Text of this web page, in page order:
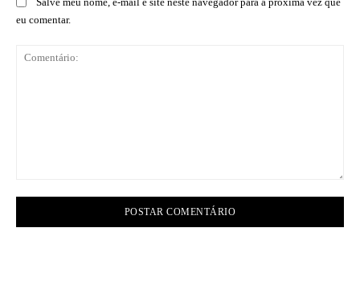
eu comentar.